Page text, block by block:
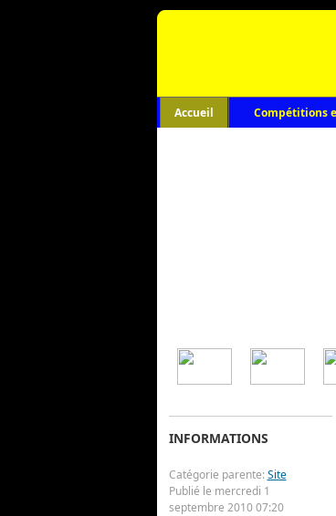
Accueil Compétitions
INFORMATIONS
Catégorie parente:Site
Publié le mercredi 1
septembre 2010 07:20